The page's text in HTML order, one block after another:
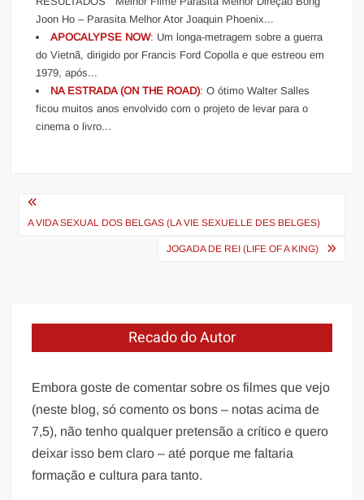
Joon Ho – Parasita Melhor Ator Joaquin Phoenix...
APOCALYPSE NOW: Um longa-metragem sobre a guerra
do Vietnã, dirigido por Francis Ford Copolla e que estreou em
1979, após...
NA ESTRADA (ON THE ROAD): O ótimo Walter Salles
ficou muitos anos envolvido com o projeto de levar para o
cinema o livro...
Navegação
de
A VIDA SEXUAL DOS BELGAS (LA VIE SEXUELLE DES BELGES)
JOGADA DE REI (LIFE OF A KING)
Recado do Autor
Embora goste de comentar sobre os filmes que vejo
(neste blog, só comento os bons – notas acima de
7,5), não tenho qualquer pretensão a crítico e quero
deixar isso bem claro – até porque me faltaria
formação e cultura para tanto.